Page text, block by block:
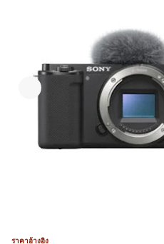
ราคาอ้างอิง